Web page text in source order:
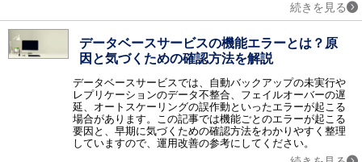
販売
生産
生産管理 / PLM / プロジェクト管理 / 原価管理 / 図面管理（EDM） / PDM / 部品管理（BOM） / 工程管理 / 工事管理 / 温湿度管理システム / CO2排出量管理システム / 商品情報管理システム（PIM） / BOM/BOP生成・変換エンジン
在庫・購買
EDI / 在庫管理 / 需要予測 / 購買管理 / 受発注システム / 電子契約システム / 見積査定システム / 病院在庫管理システム（SPD）
物流・倉庫
物流管理 / 倉庫管理（WMS） / 配送管理システム / ピッキングシステム / 物流代行 / バース管理システム / 送り状発行システム
続きを見る
データベースサービスの機能エラーとは？原
因と気づくための確認方法を解説
データベースサービスでは、自動バックアップの未実行や
レプリケーションのデータ不整合、フェイルオーバーの遅
延、オートスケーリングの誤作動といったエラーが起こる
場合があります。この記事では機能ごとのエラーが起こる
要因と、早期に気づくための確認方法をわかりやすく整理
していますので、運用改善の参考にしてください。